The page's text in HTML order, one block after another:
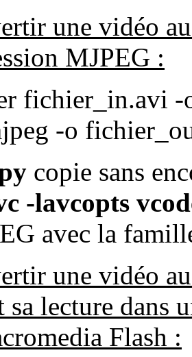
une vidéo
MJPEG :
fichier_in.avi
-o
copie sans
-lavcopts
avec la
une vidéo
sa lecture dans
Flash :